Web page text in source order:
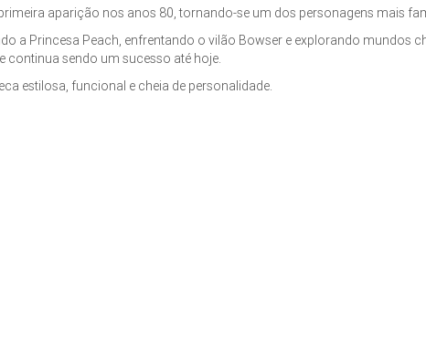
aparição nos anos 80, tornando-se um dos personagens mais
a Princesa Peach, enfrentando o vilão Bowser e explorando mundos
continua sendo um sucesso até hoje.
estilosa, funcional e cheia de personalidade.